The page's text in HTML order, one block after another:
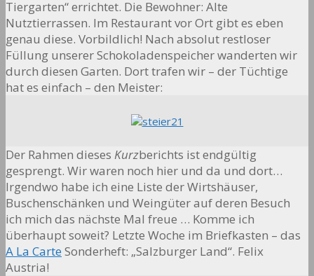
Tiergarten“ errichtet. Die Bewohner: Alte
Nutztierrassen. Im Restaurant vor Ort gibt es eben
genau diese. Vorbildlich! Nach absolut restloser
Füllung unserer Schokoladenspeicher wanderten wir
durch diesen Garten. Dort trafen wir – der Tüchtige
hat es einfach – den Meister:
Der Rahmen dieses Kurzberichts ist endgültig
gesprengt. Wir waren noch hier und da und dort…
Irgendwo habe ich eine Liste der Wirtshäuser,
Buschenschänken und Weingüter auf deren Besuch
ich mich das nächste Mal freue … Komme ich
überhaupt soweit? Letzte Woche im Briefkasten – das
A La Carte Sonderheft: „Salzburger Land“. Felix
Austria!